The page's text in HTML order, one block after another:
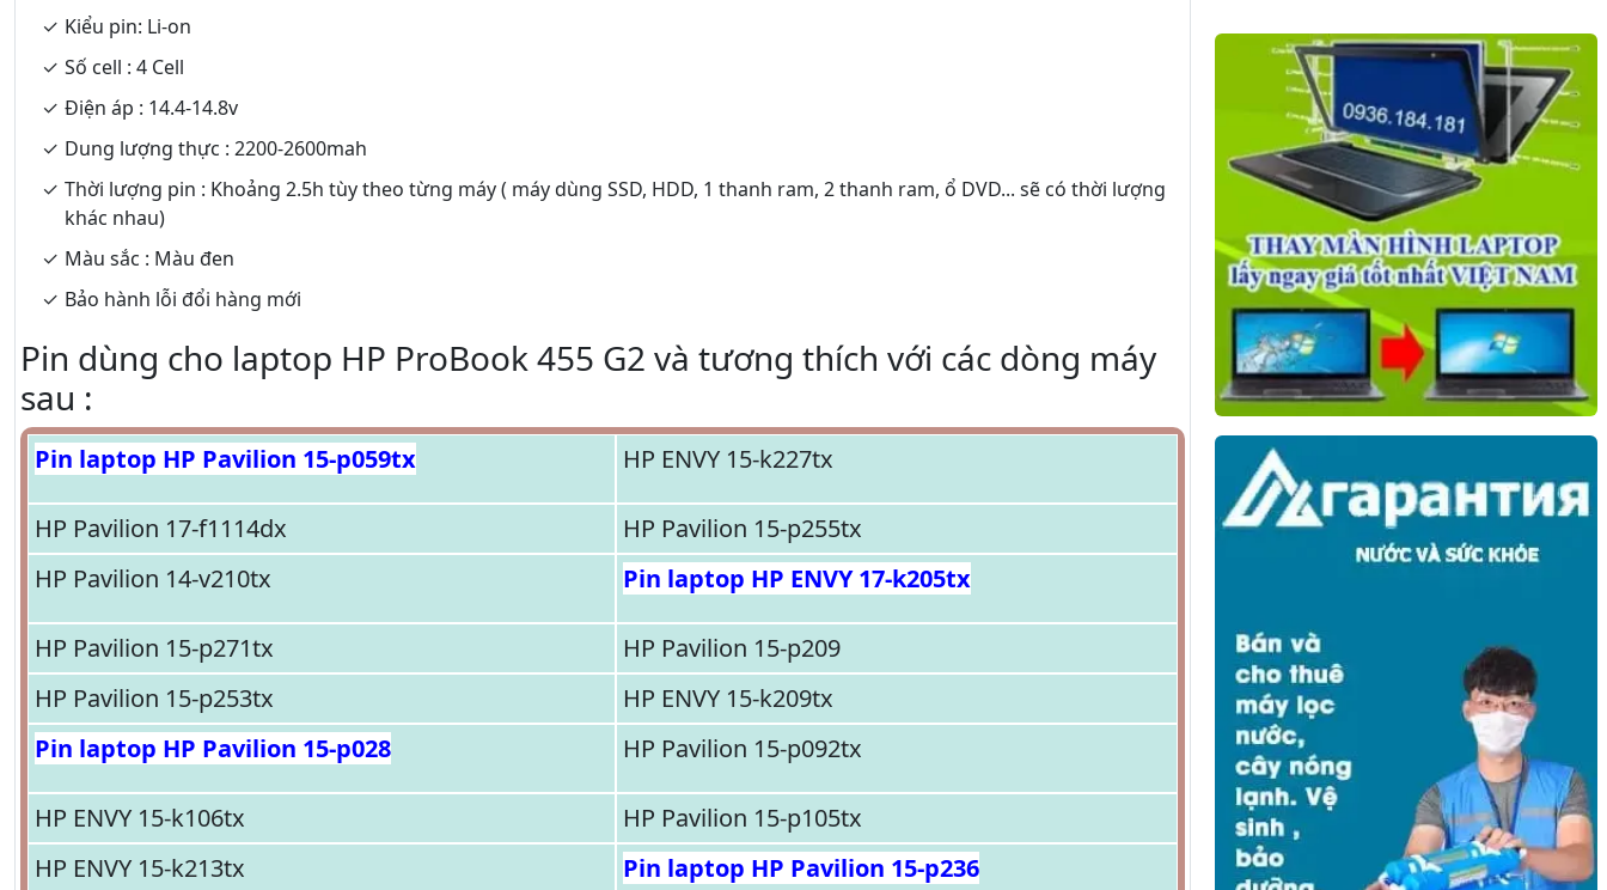
Kiểu pin: Li-on
Số cell : 4 Cell
Điện áp : 14.4-14.8v
Dung lượng thực : 2200-2600mah
Thời lượng pin : Khoảng 2.5h tùy theo từng máy ( máy dùng SSD, HDD, 1 thanh ram, 2 thanh ram, ổ DVD... sẽ có thời lượng
khác nhau)
Màu sắc : Màu đen
Bảo hành lỗi đổi hàng mới
Pin dùng cho laptop HP ProBook 455 G2 và tương thích với các dòng máy
sau :
Pin laptop HP Pavilion 15-p059tx HP ENVY 15-k227tx
HP Pavilion 17-f1114dx
HP Pavilion 15-p255tx
HP Pavilion 14-v210tx
Pin laptop HP ENVY 17-k205tx
HP Pavilion 15-p271tx
HP Pavilion 15-p209
HP Pavilion 15-p253tx
HP ENVY 15-k209tx
Pin laptop HP Pavilion 15-p028
HP Pavilion 15-p092tx
HP ENVY 15-k106tx
HP Pavilion 15-p105tx
HP ENVY 15-k213tx
Pin laptop HP Pavilion 15-p236